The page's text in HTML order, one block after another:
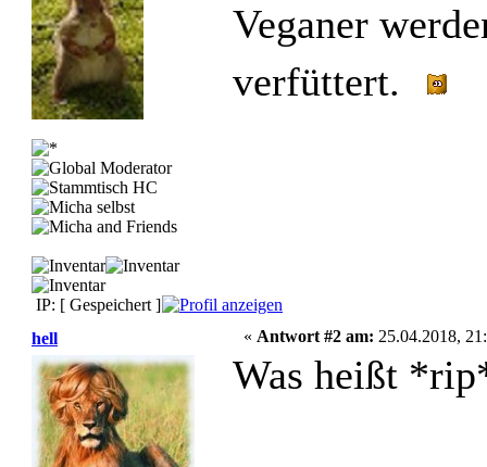
Veganer
verfüttert.
IP: [ Gespeichert ]
hell
« Antwort #2 am: 25.04.2018,
Was heißt